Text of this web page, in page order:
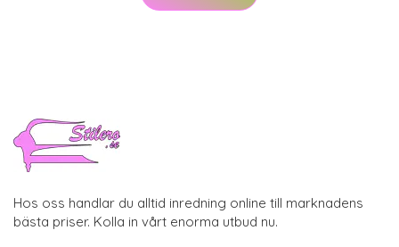
Hos oss handlar du alltid inredning online till marknadens
bästa priser. Kolla in vårt enorma utbud nu.